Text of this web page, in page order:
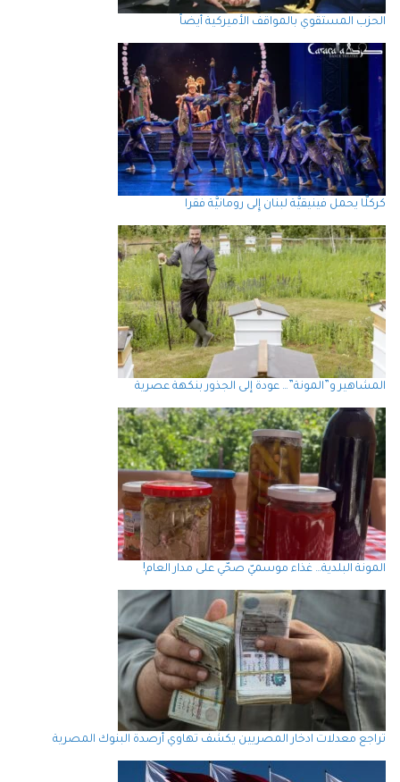
الحزب المستقوي بالمواقف الأميركية أيضاً
كركلَّا يحمل فينيقيَّة لبنان إِلى رومانيَّة فقرا
المشاهير و”المونة”… عودة إلى الجذور بنكهة عصرية
المونة البلدية… غذاء موسميّ صحّي على مدار العام!
تراجع معدلات ادخار المصريين يكشف تهاوي أرصدة البنوك المصرية